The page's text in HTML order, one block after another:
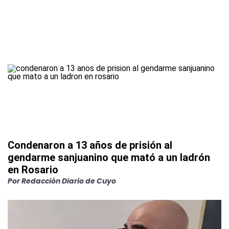
Condenaron a 13 años de prisión al
gendarme sanjuanino que mató a un ladrón
en Rosario
PorRedacción Diario de Cuyo